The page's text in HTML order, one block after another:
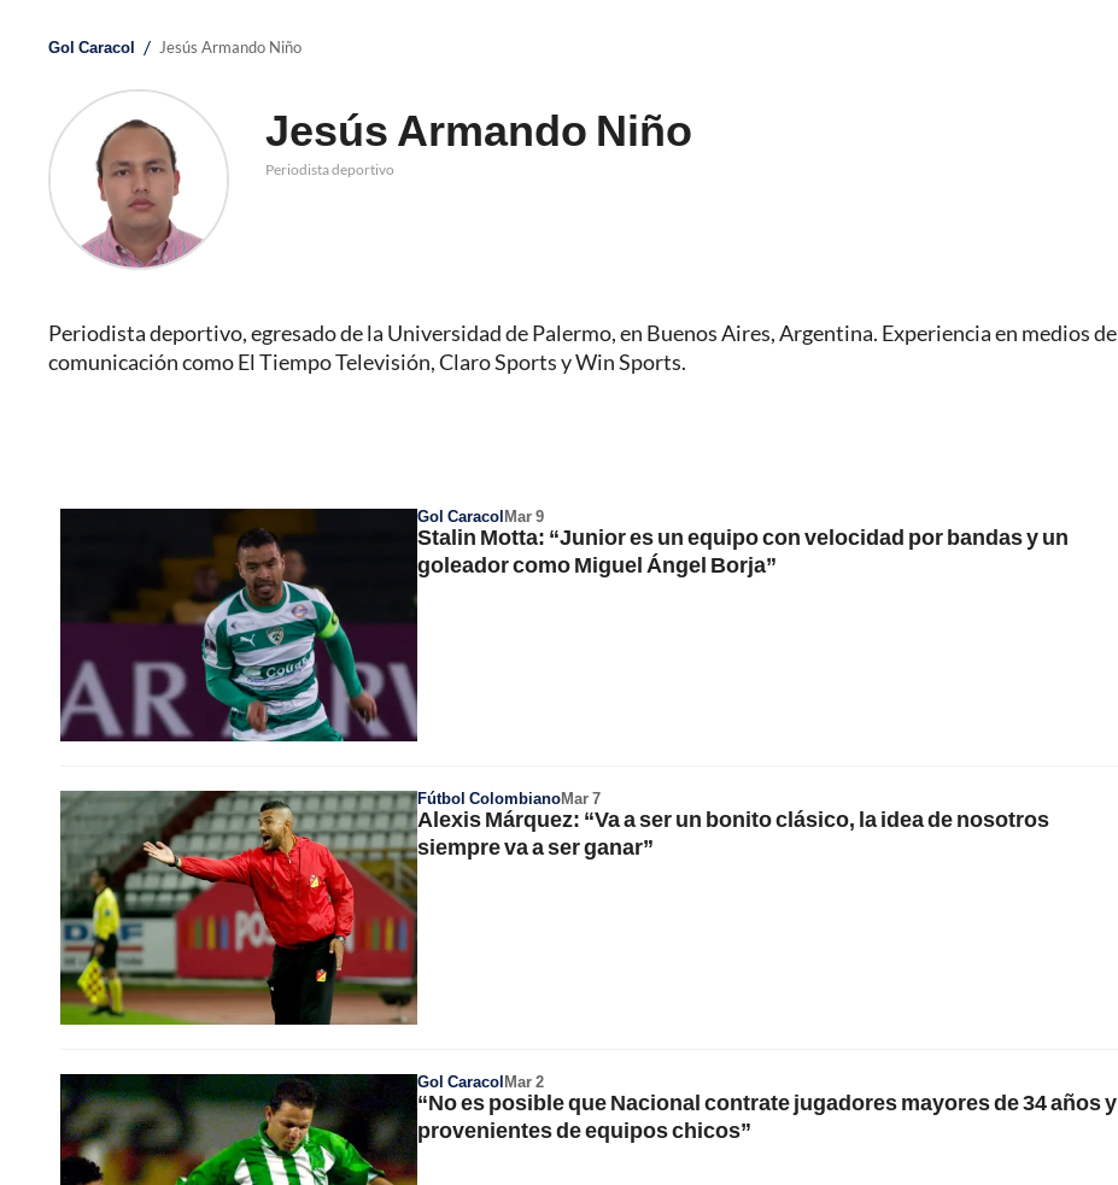
Gol Caracol / Jesús Armando Niño
Jesús Armando Niño
Periodista deportivo
Periodista deportivo, egresado de la Universidad de Palermo, en Buenos Aires, Argentina. Experiencia en medios de
comunicación como El Tiempo Televisión, Claro Sports y Win Sports.
Gol CaracolMar 9
Stalin Motta: “Junior es un equipo con velocidad por bandas y un
goleador como Miguel Ángel Borja”
Fútbol ColombianoMar 7
Alexis Márquez: “Va a ser un bonito clásico, la idea de nosotros
siempre va a ser ganar”
Gol CaracolMar 2
“No es posible que Nacional contrate jugadores mayores de 34 años y
provenientes de equipos chicos”